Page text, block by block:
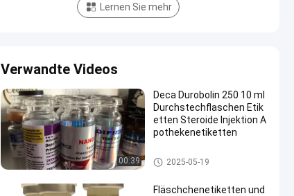
Lernen Sie mehr
Verwandte Videos
00:39
Deca Durobolin 250 10 ml
Durchstechflaschen Etik
etten Steroide Injektion A
pothekenetiketten
Aufkleber der Phiolen-10mL
2025-05-19
Fläschchenetiketten und